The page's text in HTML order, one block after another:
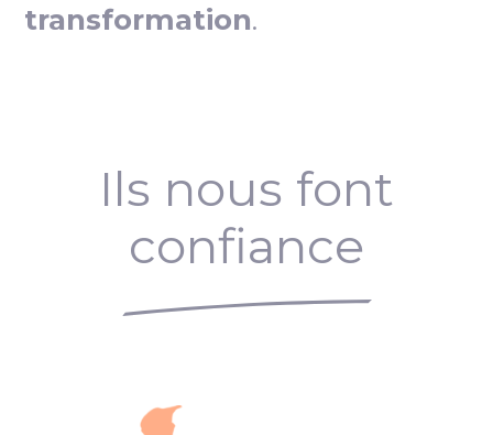
transformation.
Ils nous font
confiance